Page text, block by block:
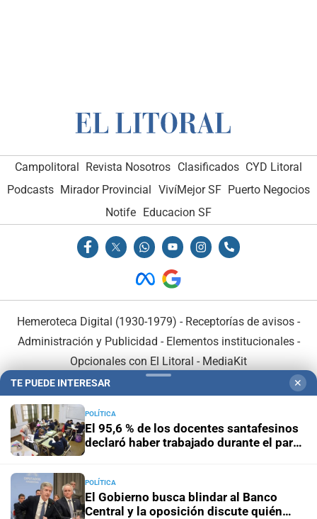
Campolitoral Revista Nosotros Clasificados CYD Litoral
Podcasts Mirador Provincial VivíMejor SF Puerto Negocios
Notife
Educacion SF
Hemeroteca Digital (1930-1979) - Receptorías de avisos -
Administración y Publicidad - Elementos institucionales-
Opcionales con El Litoral - MediaKit
En Asociación con:
TE PUEDE INTERESAR ✕
POLÍTICA
El 95,6 % de los docentes santafesinos
declaró haber trabajado durante el paro
POLÍTICA
El Gobierno busca blindar al Banco
Central y la oposición discute quién